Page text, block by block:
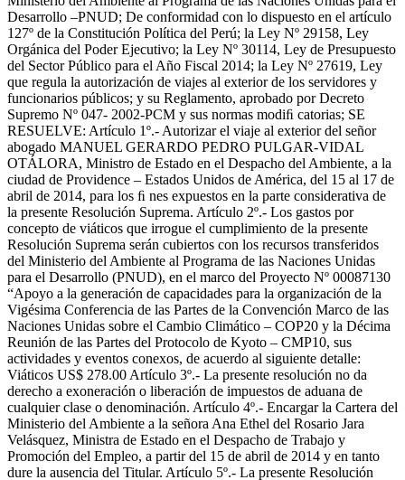
Desarrollo –PNUD; De conformidad con lo dispuesto en el artículo
127º de la Constitución Política del Perú; la Ley Nº 29158, Ley
Orgánica del Poder Ejecutivo; la Ley Nº 30114, Ley de Presupuesto
del Sector Público para el Año Fiscal 2014; la Ley Nº 27619, Ley
que regula la autorización de viajes al exterior de los servidores y
funcionarios públicos; y su Reglamento, aprobado por Decreto
Supremo Nº 047- 2002-PCM y sus normas modiﬁ catorias; SE
RESUELVE: Artículo 1º.- Autorizar el viaje al exterior del señor
abogado MANUEL GERARDO PEDRO PULGAR-VIDAL
OTÁLORA, Ministro de Estado en el Despacho del Ambiente, a la
ciudad de Providence – Estados Unidos de América, del 15 al 17 de
abril de 2014, para los ﬁ nes expuestos en la parte considerativa de
la presente Resolución Suprema. Artículo 2º.- Los gastos por
concepto de viáticos que irrogue el cumplimiento de la presente
Resolución Suprema serán cubiertos con los recursos transferidos
del Ministerio del Ambiente al Programa de las Naciones Unidas
para el Desarrollo (PNUD), en el marco del Proyecto Nº 00087130
“Apoyo a la generación de capacidades para la organización de la
Vigésima Conferencia de las Partes de la Convención Marco de las
Naciones Unidas sobre el Cambio Climático – COP20 y la Décima
Reunión de las Partes del Protocolo de Kyoto – CMP10, sus
actividades y eventos conexos, de acuerdo al siguiente detalle:
Viáticos US$ 278.00 Artículo 3º.- La presente resolución no da
derecho a exoneración o liberación de impuestos de aduana de
cualquier clase o denominación. Artículo 4º.- Encargar la Cartera del
Ministerio del Ambiente a la señora Ana Ethel del Rosario Jara
Velásquez, Ministra de Estado en el Despacho de Trabajo y
Promoción del Empleo, a partir del 15 de abril de 2014 y en tanto
dure la ausencia del Titular. Artículo 5º.- La presente Resolución